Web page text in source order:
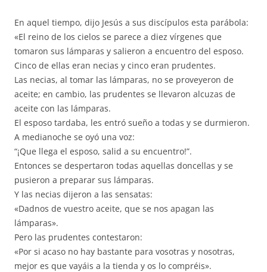
En aquel tiempo, dijo Jesús a sus discípulos esta parábola:
«El reino de los cielos se parece a diez vírgenes que
tomaron sus lámparas y salieron a encuentro del esposo.
Cinco de ellas eran necias y cinco eran prudentes.
Las necias, al tomar las lámparas, no se proveyeron de
aceite; en cambio, las prudentes se llevaron alcuzas de
aceite con las lámparas.
El esposo tardaba, les entró sueño a todas y se durmieron.
A medianoche se oyó una voz:
“¡Que llega el esposo, salid a su encuentro!”.
Entonces se despertaron todas aquellas doncellas y se
pusieron a preparar sus lámparas.
Y las necias dijeron a las sensatas:
«Dadnos de vuestro aceite, que se nos apagan las
lámparas».
Pero las prudentes contestaron:
«Por si acaso no hay bastante para vosotras y nosotras,
mejor es que vayáis a la tienda y os lo compréis».